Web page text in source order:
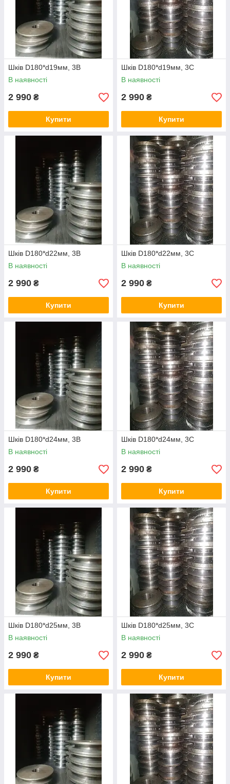
Шків D180*d19мм, 3В
В наявності
2 990 ₴
Купити
Шків D180*d19мм, 3С
В наявності
2 990 ₴
Купити
Шків D180*d22мм, 3В
В наявності
2 990 ₴
Купити
Шків D180*d22мм, 3С
В наявності
2 990 ₴
Купити
Шків D180*d24мм, 3В
В наявності
2 990 ₴
Купити
Шків D180*d24мм, 3С
В наявності
2 990 ₴
Купити
Шків D180*d25мм, 3В
В наявності
2 990 ₴
Купити
Шків D180*d25мм, 3С
В наявності
2 990 ₴
Купити